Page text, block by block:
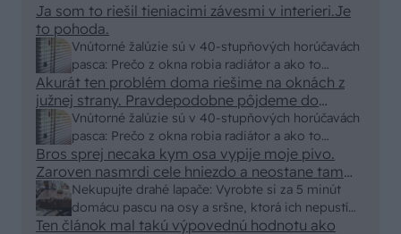
Vnútorné žalúzie sú v 40-stupňových horúčavách
pasca: Prečo z okna robia radiátor a ako to
vyriešiť za pár eur?
Ja som to riešil tieniacimi závesmi v interieri.Je
to pohoda.
Vnútorné žalúzie sú v 40-stupňových horúčavách
pasca: Prečo z okna robia radiátor a ako to
vyriešiť za pár eur?
Akurát ten problém doma riešime na oknách z
južnej strany. Pravdepodobne pôjdeme do
vonkajšieho tienenia na spôsob markízy
250x150cm. Čínsky predajcovia idú okolo 100
eur kus.
Nekupujte drahé lapače: Vyrobte si za 5 minút
domácu pascu na osy a sršne, ktorá ich nepustí
von
Bros sprej necaka kym osa vypije moje pivo.
Zaroven nasmrdi cele hniezdo a neostane tam
nic zive. Vasa pasca naucinke moc efektivne.
Skor pritiahne slimaky
Ten článok mal takú výpovednú hodnotu ako